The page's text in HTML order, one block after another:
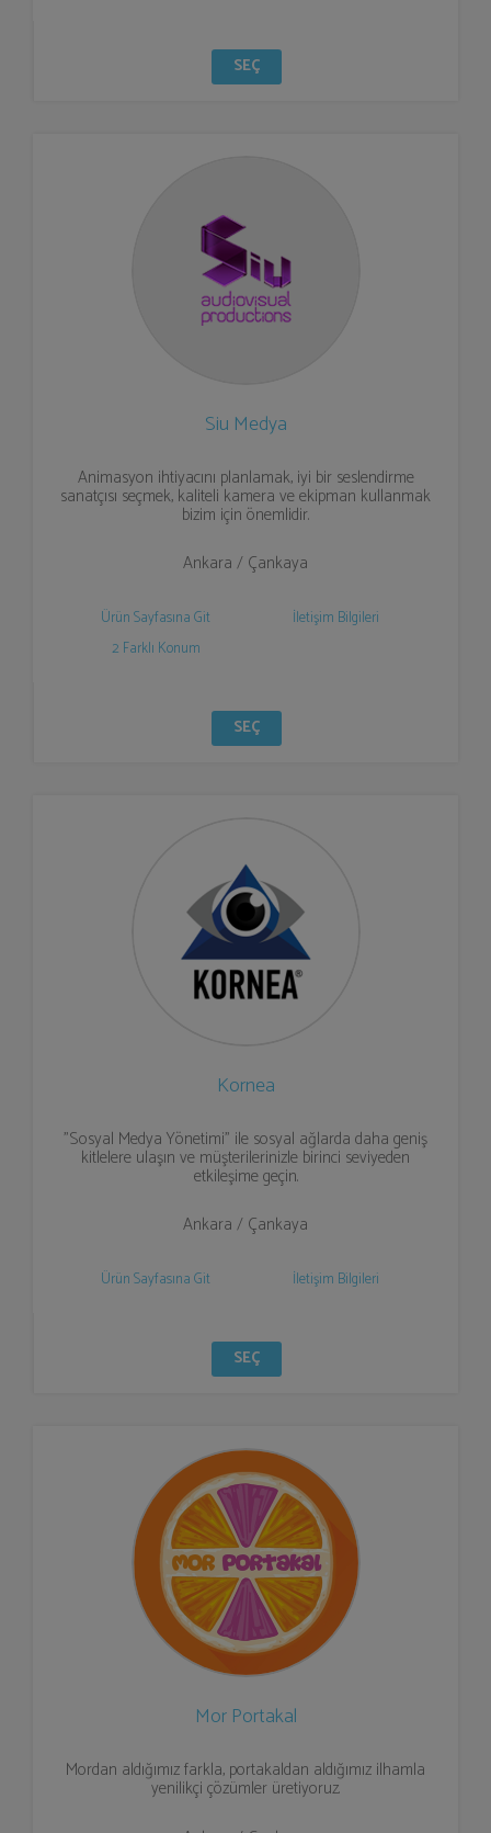
SEÇ
Siu Medya
Animasyon ihtiyacını planlamak, iyi bir seslendirme
sanatçısı seçmek, kaliteli kamera ve ekipman kullanmak
bizim için önemlidir.
Ankara / Çankaya
Ürün Sayfasına Git
İletişim Bilgileri
2 Farklı Konum
SEÇ
Kornea
"Sosyal Medya Yönetimi" ile sosyal ağlarda daha geniş
kitlelere ulaşın ve müşterilerinizle birinci seviyeden
etkileşime geçin.
Ankara / Çankaya
Ürün Sayfasına Git İletişim Bilgileri
SEÇ
Mor Portakal
Mordan aldığımız farkla, portakaldan aldığımız ilhamla
yenilikçi çözümler üretiyoruz.